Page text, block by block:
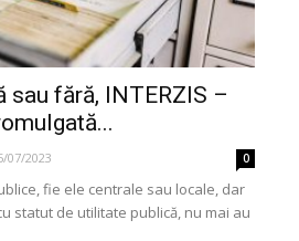
sau fără, INTERZIS –
07/2023 0
fie ele centrale sau locale, dar
statut de utilitate publică, nu mai au